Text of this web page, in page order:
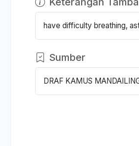
have difficulty breathing,
Sumber
DRAF KAMUS